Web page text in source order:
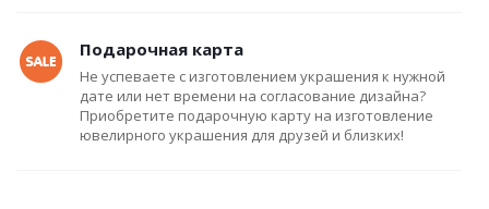
Подарочная карта
Не успеваете с изготовлением украшения к нужной
дате или нет времени на согласование дизайна?
Приобретите подарочную карту на изготовление
ювелирного украшения для друзей и близких!